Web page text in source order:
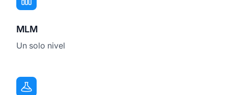
MLM
Un solo nivel